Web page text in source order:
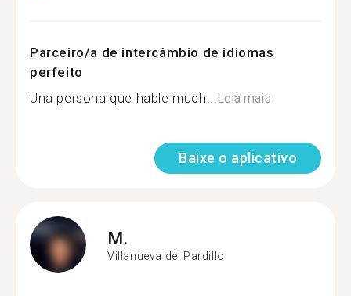
Parceiro/a de intercâmbio de idiomas
perfeito
Una persona que hable much... Leia mais
Baixe o aplicativo
M.
Villanueva del Pardillo